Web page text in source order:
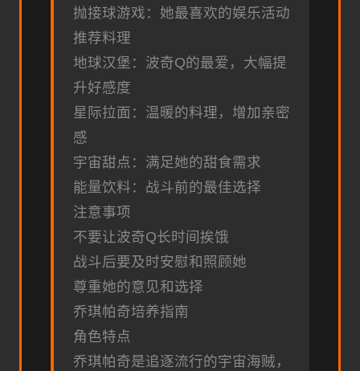
抛接球游戏：她最喜欢的娱乐活动
推荐料理
地球汉堡：波奇Q的最爱，大幅提
升好感度
星际拉面：温暖的料理，增加亲密
感
宇宙甜点：满足她的甜食需求
能量饮料：战斗前的最佳选择
注意事项
不要让波奇Q长时间挨饿
战斗后要及时安慰和照顾她
尊重她的意见和选择
乔琪帕奇培养指南
角色特点
乔琪帕奇是追逐流行的宇宙海贼，